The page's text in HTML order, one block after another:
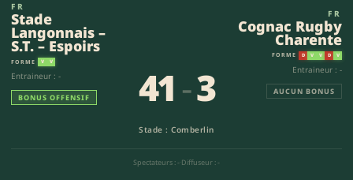
FR
Stade
Langonnais –
S.T. – Espoirs
FORME V V
Entraineur : -
BONUS OFFENSIF
Stade : Comberlin
41-3
Spectateurs : - Diffuseur : -
FR
Cognac Rugby
Charente
FORME D V V D V
Entraineur : -
AUCUN BONUS